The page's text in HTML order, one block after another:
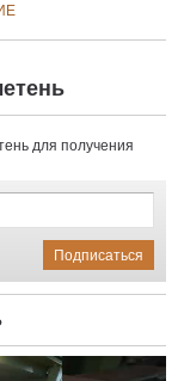
для получения